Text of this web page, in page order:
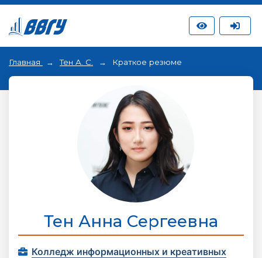
Главная Тен А. С. Краткое резюме
Тен Анна Сергеевна
Колледж информационных и креативных